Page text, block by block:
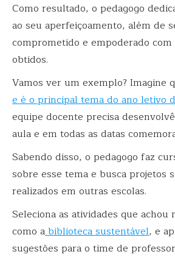
Como resultado, o pedagogo
ao seu aperfeiçoamento, além de
comprometido e empoderado
obtidos.
Vamos ver um exemplo? Imagine
e é o principal tema do ano letivo
equipe docente precisa
aula e em todas as datas
Sabendo disso, o pedagogo faz
sobre esse tema e busca projetos
realizados em outras escolas.
Seleciona as atividades que achou
como abiblioteca sustentável, e
sugestões para o time de